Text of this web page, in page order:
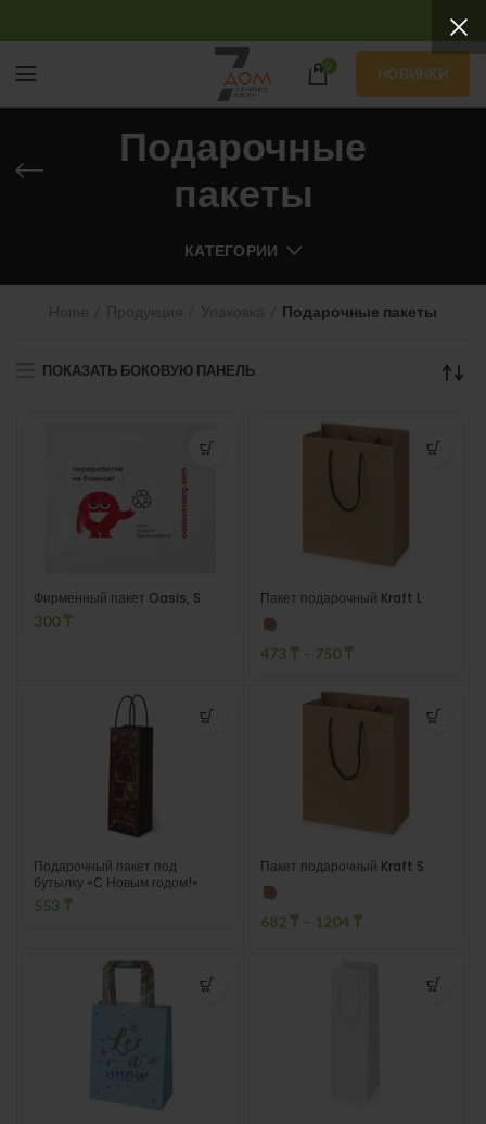
0 НОВИНКИ
Подарочные
пакеты
КАТЕГОРИИ
Подарочные пакеты
ПОКАЗАТЬ БОКОВУЮ ПАНЕЛЬ
Фирменный пакет Oasis, S
300₸
Пакет подарочный Kraft L
473 ₸– 750₸
Подарочный пакет под
бутылку «С Новым годом!»
553 ₸
Пакет подарочный Kraft S
682 ₸– 1204 ₸